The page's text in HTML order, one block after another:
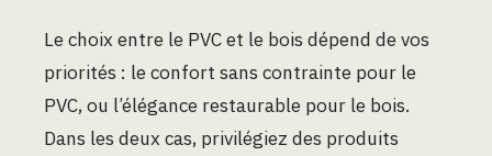
Le choix entre le PVC et le bois dépend de vos
priorités : le confort sans contrainte pour le
PVC, ou l’élégance restaurable pour le bois.
Dans les deux cas, privilégiez des produits